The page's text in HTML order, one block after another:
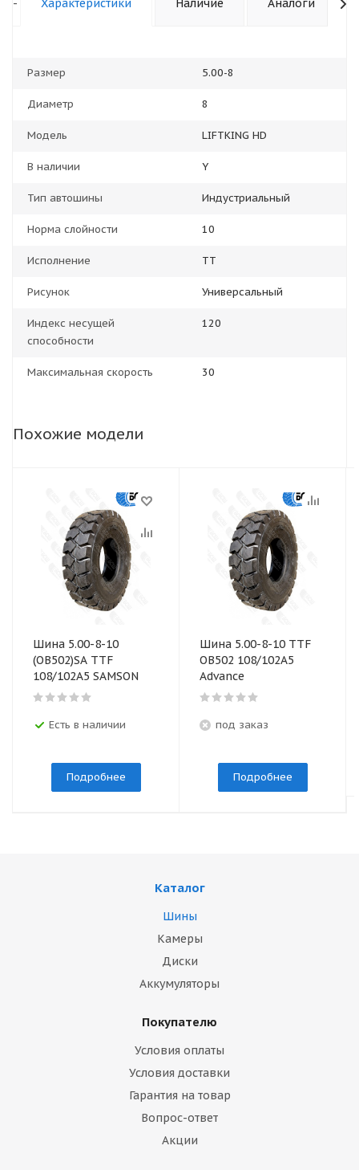
- Характеристики Наличие Аналоги
Размер 5.00-8
Диаметр 8
Модель LIFTKING HD
В наличии Y
Тип автошины Индустриальный
Норма слойности 10
Исполнение TT
Рисунок Универсальный
Индекс несущей
способности
120
Максимальная скорость 30
Похожие модели
Шина 5.00-8-10
(ОВ502)SA TTF
108/102A5 SAMSON
Есть в наличии
Подробнее
Шина 5.00-8-10 TTF
ОВ502 108/102A5
Advance
под заказ
Подробнее
Каталог
Шины
Камеры
Диски
Аккумуляторы
Покупателю
Условия оплаты
Условия доставки
Гарантия на товар
Вопрос-ответ
Акции